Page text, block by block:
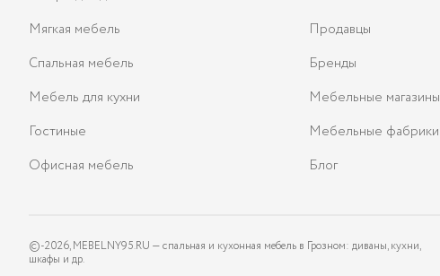
Мягкая мебель
Спальная мебель
Мебель для кухни
Гостиные
Офисная мебель
Продавцы
Бренды
Мебельные магазины
Мебельные фабрики
Блог
©-2026, MEBELNY95.RU — спальная и кухонная мебель в Грозном: диваны, кухни,
шкафы и др.